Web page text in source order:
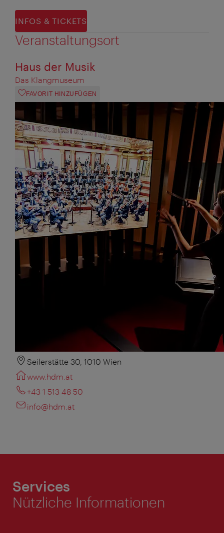
INFOS & TICKETS
Veranstaltungsort
Haus der Musik
Das Klangmuseum
FAVORIT HINZUFÜGEN
Seilerstätte 30, 1010 Wien
www.hdm.at
+43 1 513 48 50
info@hdm.at
Services
Nützliche Informationen